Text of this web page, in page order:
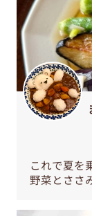
これで夏を
野菜とささ